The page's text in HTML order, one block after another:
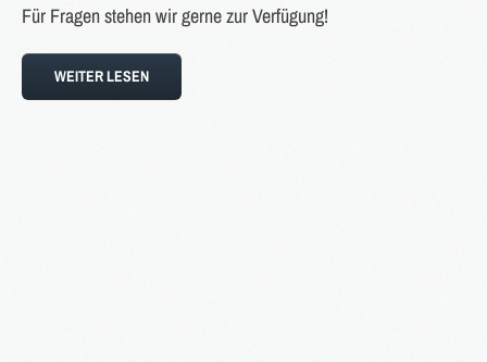
Für Fragen stehen wir gerne zur Verfügung!
WEITER LESEN